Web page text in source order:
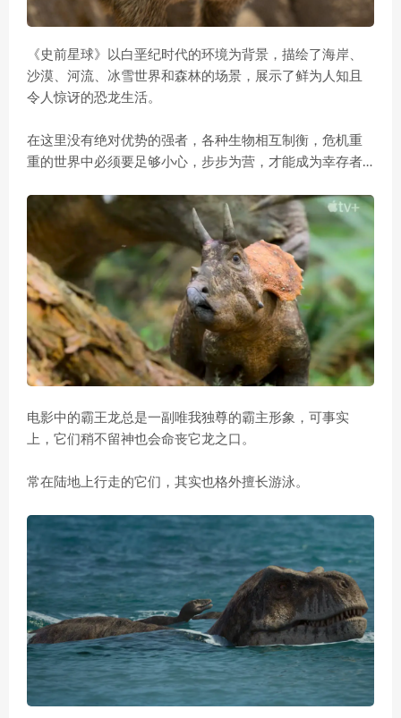
《史前星球》以白垩纪时代的环境为背景，描绘了海岸、
沙漠、河流、冰雪世界和森林的场景，展示了鲜为人知且
令人惊讶的恐龙生活。
在这里没有绝对优势的强者，各种生物相互制衡，危机重
重的世界中必须要足够小心，步步为营，才能成为幸存者…
电影中的霸王龙总是一副唯我独尊的霸主形象，可事实
上，它们稍不留神也会命丧它龙之口。
常在陆地上行走的它们，其实也格外擅长游泳。